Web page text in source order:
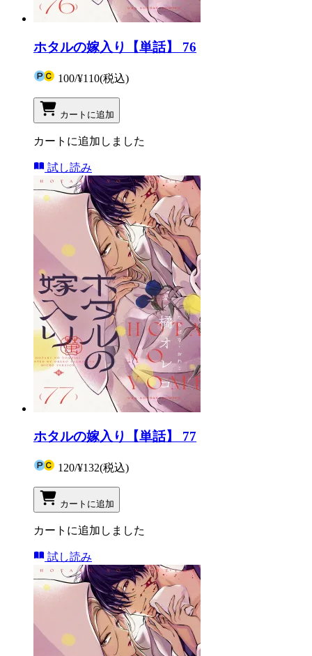
ホタルの嫁入り【単話】 76
100/¥110(税込)
カートに追加
カートに追加しました
試し読み
ホタルの嫁入り【単話】 77
120/¥132(税込)
カートに追加
カートに追加しました
試し読み